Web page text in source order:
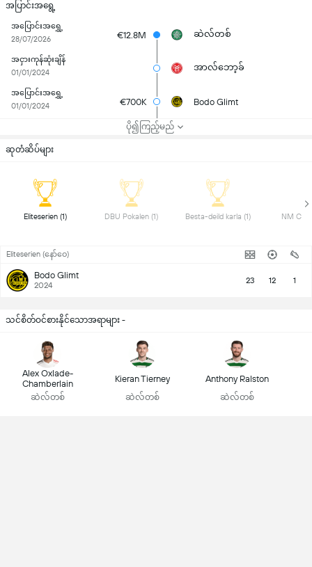
အပြာင်းအရွေ့
အပြောင်းအရွှေ့
28/07/2026
€12.8M ဆဲလ်တစ်
အငှားကုန်ဆုံးချိန်
01/01/2024
အာလ်ဘော့ခ်
အပြောင်းအရွှေ့
01/01/2024
€700K Bodo Glimt
ပို၍ကြည့်မည်
ဆုတံဆိပ်များ
Eliteserien (1) Besta-deild karla (1)
Eliteserien (နော်ဝေ)
Bodo Glimt
2024 23 12 1
သင်စိတ်ဝင်စားနိုင်သောအရာများ -
Alex Oxlade-
Chamberlain
ဆဲလ်တစ်
Kieran Tierney
ဆဲလ်တစ်
Anthony Ralston
ဆဲလ်တစ်